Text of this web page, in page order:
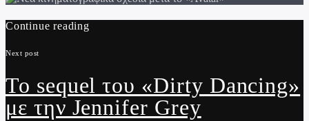
Continue reading
Next post
Το sequel του «Dirty Dancing»
με την Jennifer Grey